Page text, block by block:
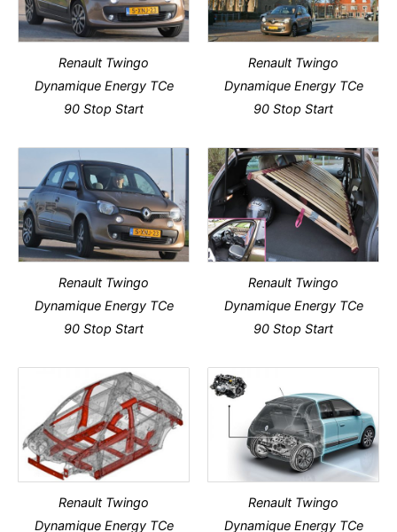
Renault Twingo
Dynamique Energy TCe
90 Stop Start
Renault Twingo
Dynamique Energy TCe
90 Stop Start
Renault Twingo
Dynamique Energy TCe
90 Stop Start
Renault Twingo
Dynamique Energy TCe
90 Stop Start
Renault Twingo
Dynamique Energy TCe
Renault Twingo
Dynamique Energy TCe